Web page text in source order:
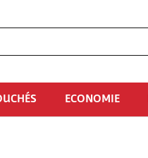
ECONOMIE